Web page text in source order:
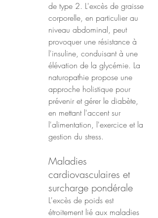
de type 2. L'excès de graisse
corporelle, en particulier au
niveau abdominal, peut
provoquer une résistance à
l'insuline, conduisant à une
élévation de la glycémie. La
naturopathie propose une
approche holistique pour
prévenir et gérer le diabète,
en mettant l'accent sur
l'alimentation, l'exercice et la
gestion du stress.
Maladies
cardiovasculaires et
surcharge pondérale
L'excès de poids est
étroitement lié aux maladies